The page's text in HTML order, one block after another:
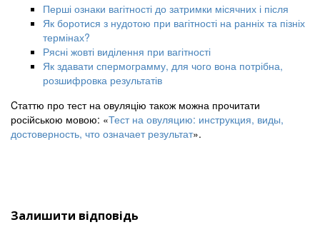
Перші ознаки вагітності до затримки місячних і після
Як боротися з нудотою при вагітності на ранніх та пізніх
термінах?
Рясні жовті виділення при вагітності
Як здавати спермограмму, для чого вона потрібна,
розшифровка результатів
Cтаттю про тест на овуляцію також можна прочитати
російською мовою: «Тест на овуляцию: инструкция, виды,
достоверность, что означает результат».
Залишити відповідь